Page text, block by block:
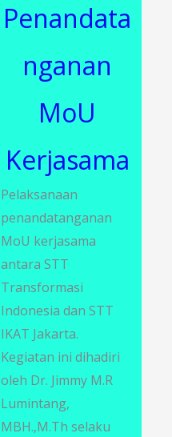
Penandata
nganan
MoU
Kerjasama
Pelaksanaan
penandatanganan
MoU kerjasama
antara STT
Transformasi
Indonesia dan STT
IKAT Jakarta.
Kegiatan ini dihadiri
oleh Dr. Jimmy M.R
Lumintang,
MBH.,M.Th selaku